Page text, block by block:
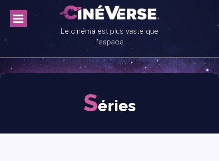
content
Le cinéma est plus vaste que
l'espace
Séries